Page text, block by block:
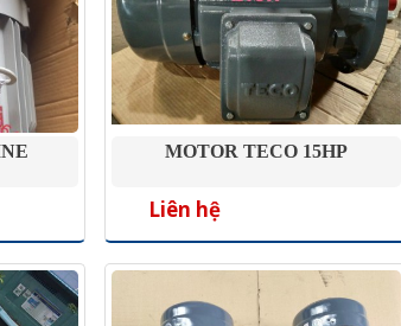
MOTOR TECO 15HP
Liên hệ